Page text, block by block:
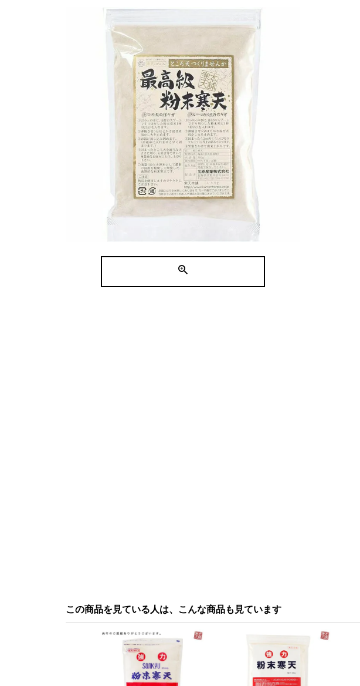
この商品を見ている人は、こんな商品も見ています